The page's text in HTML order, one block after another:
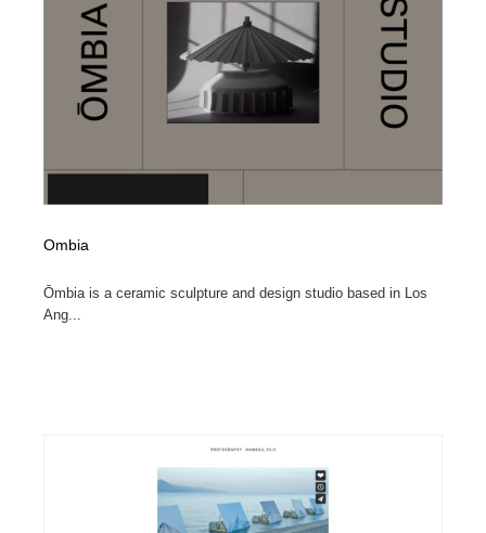
Ombia
Ōmbia is a ceramic sculpture and design studio based in Los
Ang...